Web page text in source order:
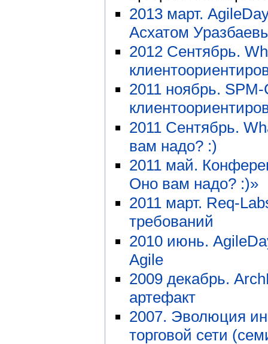
2013 март.
Асхатом
2012 Сентябрь.
2011 ноябрь.
2011 Сентябрь.
вам надо? :)
2011 май.
Оно вам надо? :)»
2011 март. Req-
требований
2010 июнь.
Agile
2009 декабрь.
артефакт
2007. Эволюция
торговой сети